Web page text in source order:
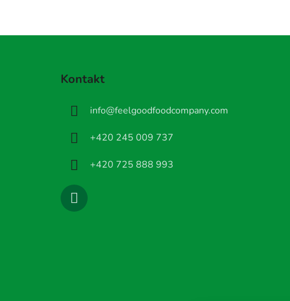
Kontakt
info@feelgoodfoodcompany.com
+420 245 009 737
+420 725 888 993